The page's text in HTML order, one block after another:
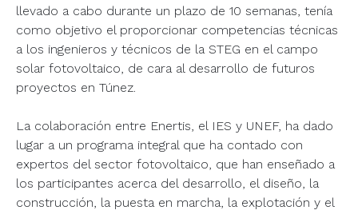
llevado a cabo durante un plazo de 10 semanas, tenía
como objetivo el proporcionar competencias técnicas
a los ingenieros y técnicos de la STEG en el campo
solar fotovoltaico, de cara al desarrollo de futuros
proyectos en Túnez.
La colaboración entre Enertis, el IES y UNEF, ha dado
lugar a un programa integral que ha contado con
expertos del sector fotovoltaico, que han enseñado a
los participantes acerca del desarrollo, el diseño, la
construcción, la puesta en marcha, la explotación y el